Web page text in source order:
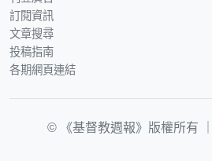
訂閱資訊
文章搜尋
投稿指南
各期網頁連結
© 《基督教週報》版權所有 ｜